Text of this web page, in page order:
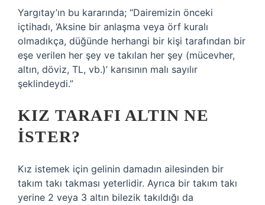
Yargıtay’ın bu kararında; “Dairemizin önceki
içtihadı, ‘Aksine bir anlaşma veya örf kuralı
olmadıkça, düğünde herhangi bir kişi tarafından bir
eşe verilen her şey ve takılan her şey (mücevher,
altın, döviz, TL, vb.)’ karısının malı sayılır
şeklindeydi.”
KIZ TARAFI ALTIN NE
ISTER?
Kız istemek için gelinin damadın ailesinden bir
takım takı takması yeterlidir. Ayrıca bir takım takı
yerine 2 veya 3 altın bilezik takıldığı da